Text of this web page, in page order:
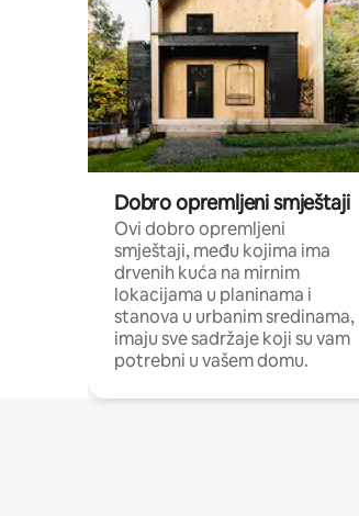
Dobro opremljeni smještaji
Ovi dobro opremljeni
smještaji, među kojima ima
drvenih kuća na mirnim
lokacijama u planinama i
stanova u urbanim sredinama,
imaju sve sadržaje koji su vam
potrebni u vašem domu.